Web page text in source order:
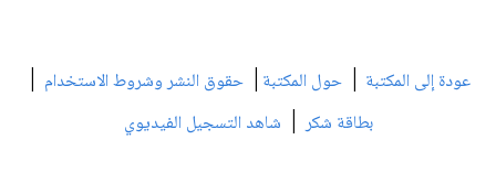
عودة إلى المكتبة | حول المكتبة | حقوق النشر وشروط الاستخدام |
بطاقة شكر| شاهد التسجيل الفيديوي